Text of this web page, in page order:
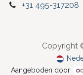
+31 495-317208
Copyright
Aangeboden door